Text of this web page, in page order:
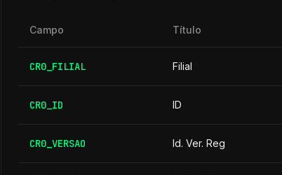
Campo Título
CR0_FILIAL Filial
CR0_ID ID
CR0_VERSAO Id. Ver. Reg